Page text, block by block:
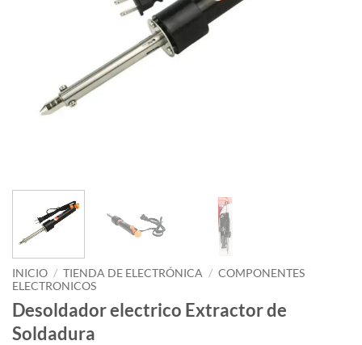
INICIO / TIENDA DE ELECTRÓNICA / COMPONENTES
ELECTRONICOS
Desoldador electrico Extractor de
Soldadura